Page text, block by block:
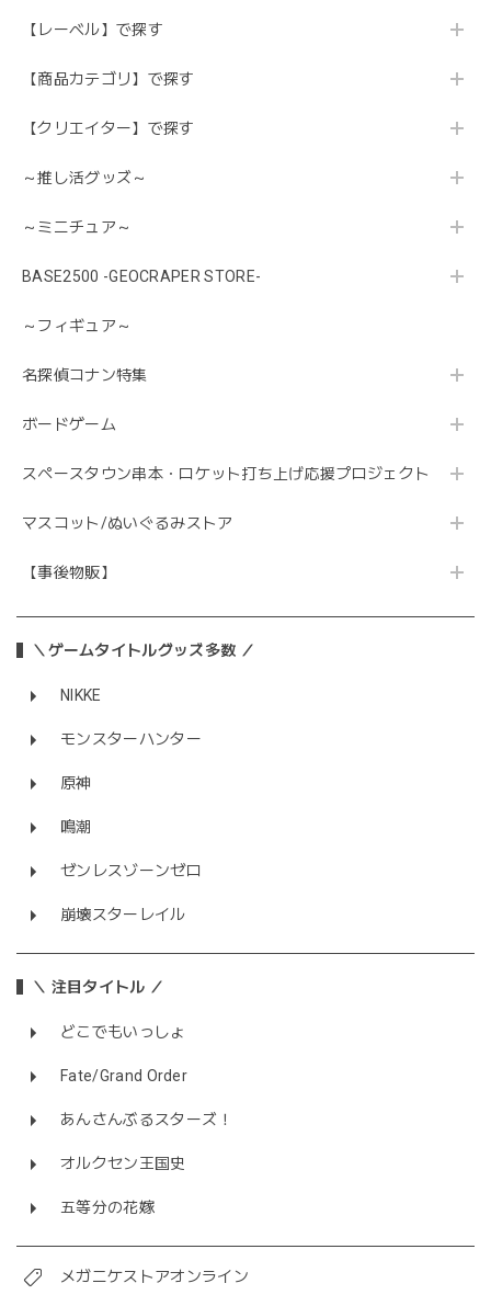
【レーベル】で探す
【商品カテゴリ】で探す
【クリエイター】で探す
～推し活グッズ～
～ミニチュア～
BASE2500 -GEOCRAPER STORE-
～フィギュア～
名探偵コナン特集
ボードゲーム
スペースタウン串本・ロケット打ち上げ応援プロジェクト
マスコット/ぬいぐるみストア
【事後物販】
＼ゲームタイトルグッズ多数 ／
NIKKE
モンスターハンター
原神
鳴潮
ゼンレスゾーンゼロ
崩壊スターレイル
＼ 注目タイトル ／
どこでもいっしょ
Fate/Grand Order
あんさんぶるスターズ！
オルクセン王国史
五等分の花嫁
メガニケストアオンライン